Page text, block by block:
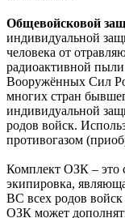
Общевойсковой
индивидуальной
человека от
радиоактивной
Вооружённых Сил
многих стран
индивидуальной
родов войск.
противогазом
Комплект ОЗК – это
экипировка,
ВС всех родов
ОЗК может